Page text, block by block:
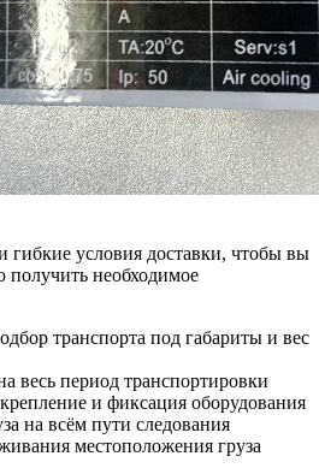
условия доставки, чтобы вы
получить необходимое
транспорта под габариты и вес
весь период транспортировки
и фиксация оборудования
на всём пути следования
местоположения груза